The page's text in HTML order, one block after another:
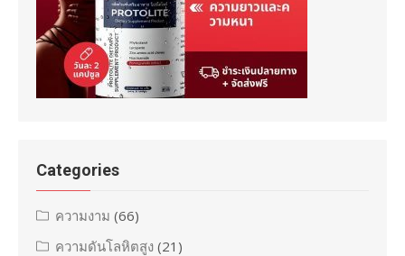
Categories
ความงาม (66)
ความดันโลหิตสูง (21)